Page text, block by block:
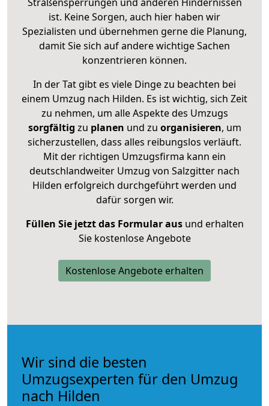
ist. Keine Sorgen, auch hier haben wir
Spezialisten und übernehmen gerne die Planung,
damit Sie sich auf andere wichtige Sachen
konzentrieren können.
In der Tat gibt es viele Dinge zu beachten bei
einem Umzug nach Hilden. Es ist wichtig, sich Zeit
zu nehmen, um alle Aspekte des Umzugs
sorgfältig zu planen und zu organisieren, um
sicherzustellen, dass alles reibungslos verläuft.
Mit der richtigen Umzugsfirma kann ein
deutschlandweiter Umzug von Salzgitter nach
Hilden erfolgreich durchgeführt werden und
dafür sorgen wir.
Füllen Sie jetzt das Formular ausund erhalten
Sie kostenlose Angebote
Kostenlose Angebote erhalten
Wir sind die besten
Umzugsexperten für den Umzug
nach Hilden